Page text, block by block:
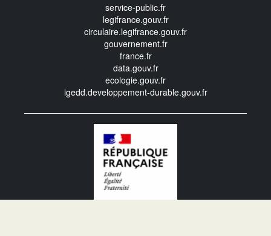
service-public.fr
legifrance.gouv.fr
circulaire.legifrance.gouv.fr
gouvernement.fr
france.fr
data.gouv.fr
ecologie.gouv.fr
igedd.developpement-durable.gouv.fr